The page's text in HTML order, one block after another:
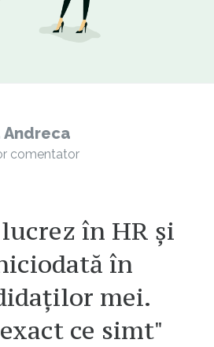
Andreca
comentator
în HR și
în
mei.
ce simt"